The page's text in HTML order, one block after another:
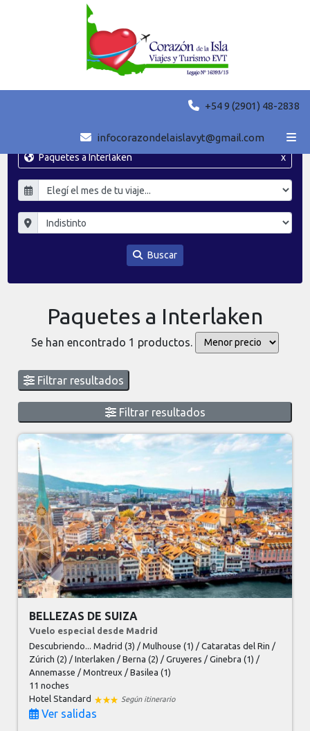
+54 9 (2901) 48-2838
infocorazondelaislavyt@gmail.com
Paquetes a Interlaken x
Buscar
Paquetes a Interlaken
Se han encontrado 1 productos.
Filtrar resultados
Filtrar resultados
BELLEZAS DE SUIZA
Vuelo especial desde Madrid
Descubriendo... Madrid (3) / Mulhouse (1) / Cataratas del Rin /
Zúrich (2) / Interlaken / Berna (2) / Gruyeres / Ginebra (1) /
Annemasse / Montreux / Basilea (1)
11 noches
Hotel Standard
Según itinerario
Ver salidas